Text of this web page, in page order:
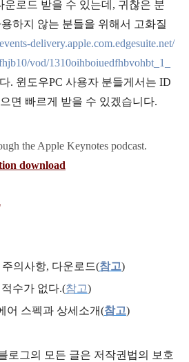
운로드 받을 수 있는데, 귀찮은 분
하지 않는 분들을 위해서 고화질
delivery.apple.com.edgesuite.net/
vod/1310oihboiuedfhbvohbt_1_
. 윈도우PC 사용자 분들게서는 ID
면 빠르게 받을 수 있겠습니다.
the Apple Keynotes podcast.
download
의사항, 다운로드(참고)
수가 없다.(참고)
어 스펙과 상세소개(참고)
로그의 모든 글은 저작권법의 보호